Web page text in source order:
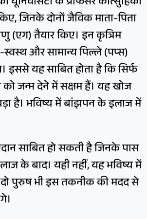
जिनके दोनों जैविक माता-पिता
(एग) तैयार किए। इन कृत्रिम
स्वस्थ और सामान्य पिल्ले (पप्स)
इससे यह साबित होता है कि सिर्फ
जन्म देने में सक्षम हैं। यह खोज
है। भविष्य में बांझपन के इलाज में
साबित हो सकती है जिनके पास
के बाद। यही नहीं, यह भविष्य में
पुरुष भी इस तकनीक की मदद से